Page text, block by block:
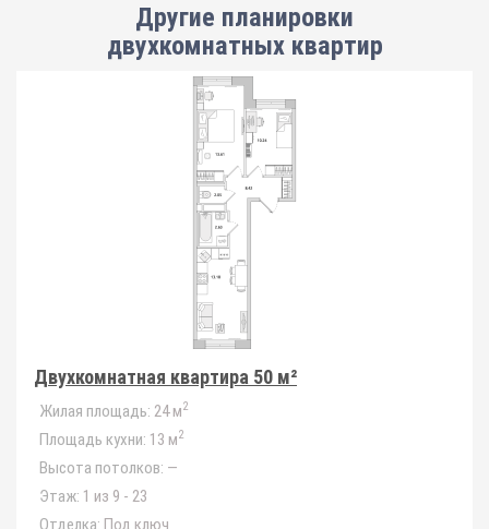
Другие планировки
двухкомнатных квартир
Двухкомнатная квартира 50 м²
Жилая площадь: 24 м2
Площадь кухни: 13 м2
Высота потолков: —
Этаж: 1 из 9 - 23
Отделка: Под ключ